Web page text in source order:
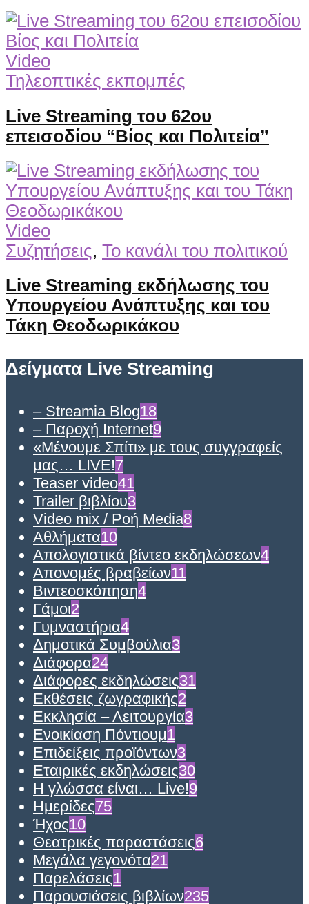
Video
Τηλεοπτικές εκπομπές
Live Streaming του 62ου
επεισοδίου “Βίος και Πολιτεία”
Video
Συζητήσεις, Το κανάλι του πολιτικού
Live Streaming εκδήλωσης του
Υπουργείου Ανάπτυξης και του
Τάκη Θεοδωρικάκου
Δείγματα Live Streaming
– Streamia Blog18
– Παροχή Internet9
«Μένουμε Σπίτι» με τους συγγραφείς
μας… LIVE!7
Teaser video41
Trailer βιβλίου3
Video mix / Ροή Media8
Αθλήματα10
Απολογιστικά βίντεο εκδηλώσεων4
Απονομές βραβείων11
Βιντεοσκόπηση4
Γάμοι2
Γυμναστήρια4
Δημοτικά Συμβούλια3
Διάφορα24
Διάφορες εκδηλώσεις31
Εκθέσεις ζωγραφικής2
Εκκλησία – Λειτουργία3
Ενοικίαση Πόντιουμ1
Επιδείξεις προϊόντων3
Εταιρικές εκδηλώσεις30
Η γλώσσα είναι… Live!9
Ημερίδες75
Ήχος10
Θεατρικές παραστάσεις6
Μεγάλα γεγονότα21
Παρελάσεις1
Παρουσιάσεις βιβλίων235